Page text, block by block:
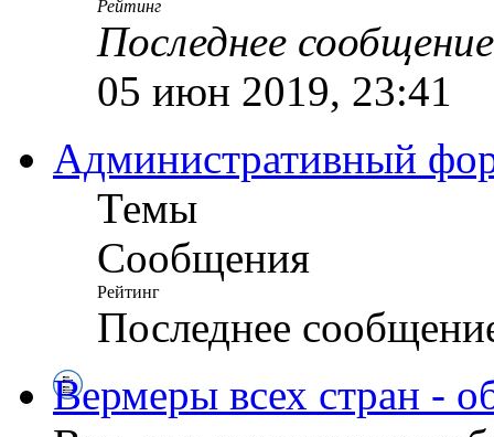
Рейтинг
Последнее сообщение
05 июн 2019, 23:41
Административный
Темы
Сообщения
Рейтинг
Последнее
Вермеры всех стран -